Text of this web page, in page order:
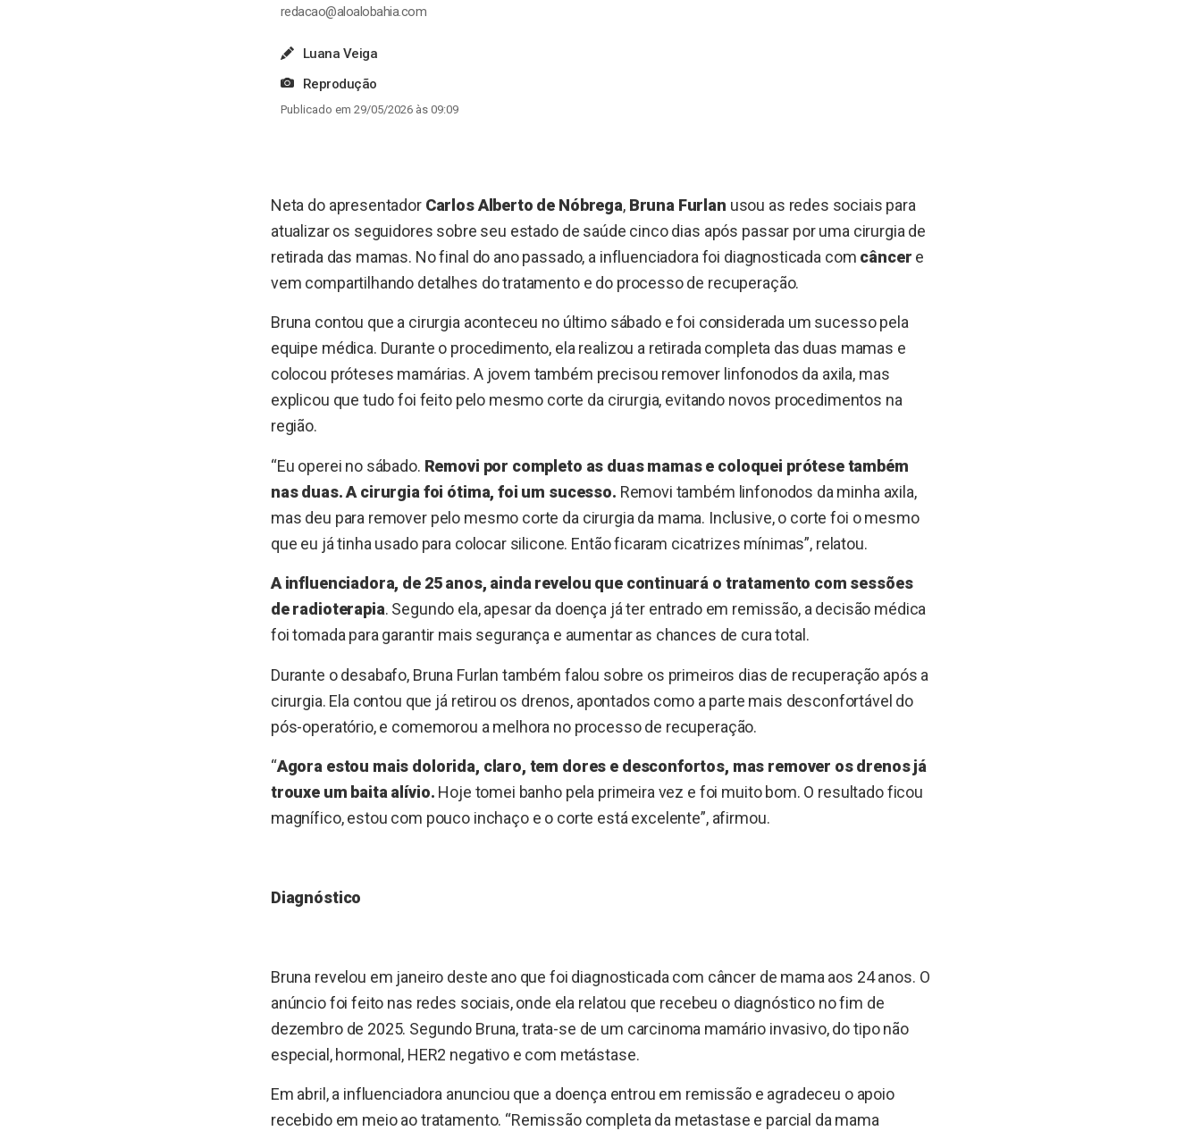
redacao@aloalobahia.com
Luana Veiga
Reprodução
Publicado em 29/05/2026 às 09:09
Neta do apresentador Carlos Alberto de Nóbrega, Bruna Furlan usou as redes sociais para
atualizar os seguidores sobre seu estado de saúde cinco dias após passar por uma cirurgia de
retirada das mamas. No final do ano passado, a influenciadora foi diagnosticada com câncer e
vem compartilhando detalhes do tratamento e do processo de recuperação.
Bruna contou que a cirurgia aconteceu no último sábado e foi considerada um sucesso pela
equipe médica. Durante o procedimento, ela realizou a retirada completa das duas mamas e
colocou próteses mamárias. A jovem também precisou remover linfonodos da axila, mas
explicou que tudo foi feito pelo mesmo corte da cirurgia, evitando novos procedimentos na
região.
“Eu operei no sábado. Removi por completo as duas mamas e coloquei prótese também
nas duas. A cirurgia foi ótima, foi um sucesso. Removi também linfonodos da minha axila,
mas deu para remover pelo mesmo corte da cirurgia da mama. Inclusive, o corte foi o mesmo
que eu já tinha usado para colocar silicone. Então ficaram cicatrizes mínimas”, relatou.
A influenciadora, de 25 anos, ainda revelou que continuará o tratamento com sessões
de radioterapia. Segundo ela, apesar da doença já ter entrado em remissão, a decisão médica
foi tomada para garantir mais segurança e aumentar as chances de cura total.
Durante o desabafo, Bruna Furlan também falou sobre os primeiros dias de recuperação após a
cirurgia. Ela contou que já retirou os drenos, apontados como a parte mais desconfortável do
pós-operatório, e comemorou a melhora no processo de recuperação.
“Agora estou mais dolorida, claro, tem dores e desconfortos, mas remover os drenos já
trouxe um baita alívio. Hoje tomei banho pela primeira vez e foi muito bom. O resultado ficou
magnífico, estou com pouco inchaço e o corte está excelente”, afirmou.
Diagnóstico
Bruna revelou em janeiro deste ano que foi diagnosticada com câncer de mama aos 24 anos. O
anúncio foi feito nas redes sociais, onde ela relatou que recebeu o diagnóstico no fim de
dezembro de 2025. Segundo Bruna, trata-se de um carcinoma mamário invasivo, do tipo não
especial, hormonal, HER2 negativo e com metástase.
Em abril, a influenciadora anunciou que a doença entrou em remissão e agradeceu o apoio
recebido em meio ao tratamento. “Remissão completa da metastase e parcial da mama